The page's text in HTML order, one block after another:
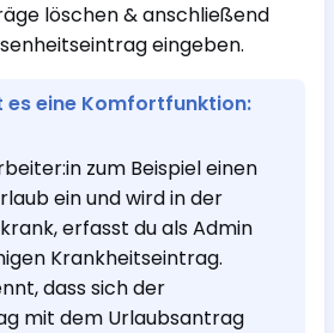
löschen & anschließend
eingeben.
es eine Komfortfunktion:
zum Beispiel einen
ein und wird in der
erfasst du als Admin
Krankheitseintrag.
dass sich der
mit dem Urlaubsantrag